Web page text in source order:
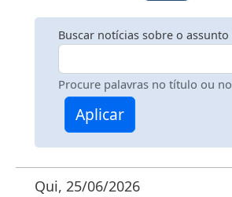
Buscar notícias sobre o assunto
Procure palavras no título ou
Aplicar
Qui, 25/06/2026